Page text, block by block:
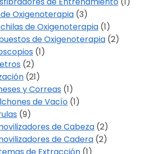
de Oxigenoterapia (3)
de Oxigenoterapia (1)
de Oxigenoterapia (2)
(1)
(2)
(21)
y Correas (1)
de Vacío (1)
(9)
de Cabeza (2)
de Cadera (2)